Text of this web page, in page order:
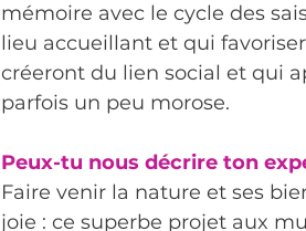
mémoire avec le cycle des
lieu accueillant et qui
créeront du lien social et qui
parfois un peu morose.
Peux-tu nous décrire ton
Faire venir la nature et ses
joie : ce superbe projet aux